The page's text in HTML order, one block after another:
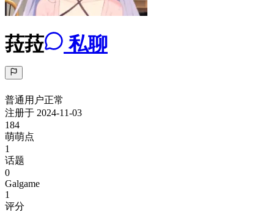
菈菈 私聊
普通用户正常
注册于 2024-11-03
184
萌萌点
1
话题
0
Galgame
1
评分